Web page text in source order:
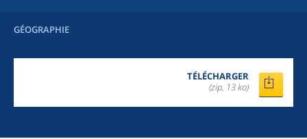
GÉOGRAPHIE
TÉLÉCHARGER
(zip, 13 ko)